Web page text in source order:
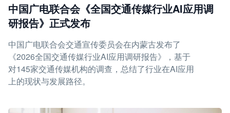
中国广电联合会《全国交通传媒行业AI应用调
研报告》正式发布
中国广电联合会交通宣传委员会在内蒙古发布了
《2026全国交通传媒行业AI应用调研报告》，基于
对145家交通传媒机构的调查，总结了行业在AI应用
上的现状与发展路径。